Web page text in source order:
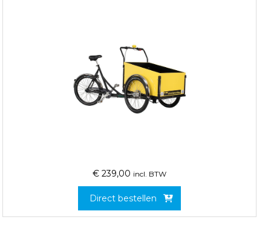
€ 239,00 incl. BTW
Direct bestellen